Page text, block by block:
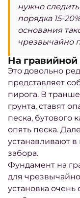
нужно
порядка 15-
основания
чрезвычайно
На
Это довольно
представляет
пирога. В
грунта, ставят
песка, бутового
опять песка.
устанавливают
забора.
Фундамент на
для
установка очень